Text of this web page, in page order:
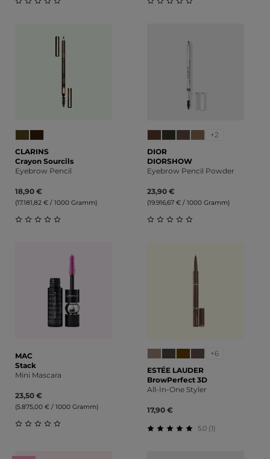
CLARINS
Crayon Sourcils
Eyebrow Pencil
18,90 €
(17.181,82 € / 1000 Gramm)
+2
DIOR
DIORSHOW
Eyebrow Pencil Powder
23,90 €
(19.916,67 € / 1000 Gramm)
MAC
Stack
Mini Mascara
23,50 €
(5.875,00 € / 1000 Gramm)
+6
ESTÉE LAUDER
BrowPerfect 3D
All-In-One Styler
17,90 €
5.0 (1)